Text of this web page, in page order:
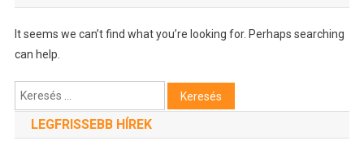
It seems we can’t find what you’re looking for. Perhaps searching
can help.
Keresés:
LEGFRISSEBB HÍREK